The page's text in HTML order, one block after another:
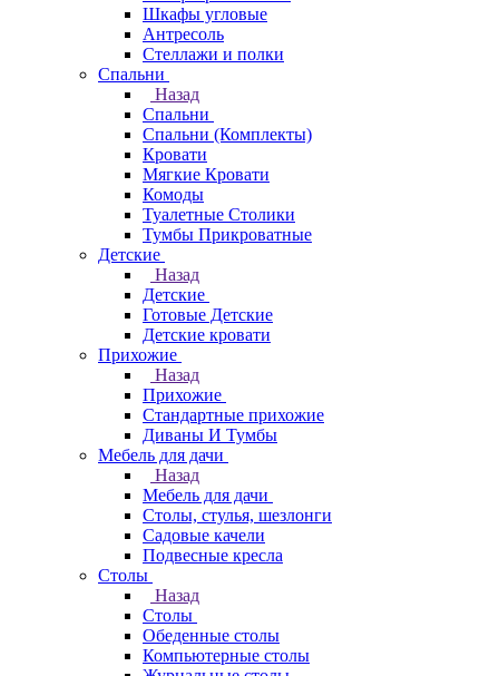
Шкафы угловые
Антресоль
Стеллажи и полки
Спальни
Назад
Спальни
Спальни (Комплекты)
Кровати
Мягкие Кровати
Комоды
Туалетные Столики
Тумбы Прикроватные
Детские
Назад
Детские
Готовые Детские
Детские кровати
Прихожие
Назад
Прихожие
Стандартные прихожие
Диваны И Тумбы
Мебель для дачи
Назад
Мебель для дачи
Столы, стулья, шезлонги
Садовые качели
Подвесные кресла
Столы
Назад
Столы
Обеденные столы
Компьютерные столы